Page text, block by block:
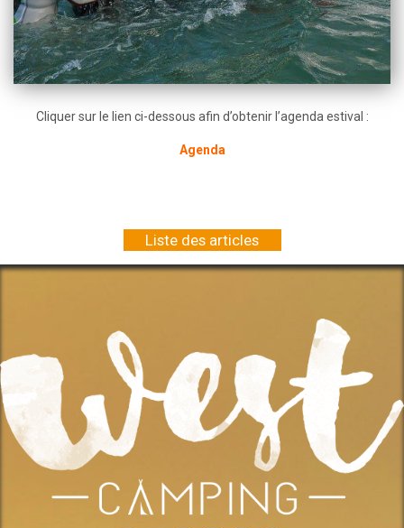
Cliquer sur le lien ci-dessous afin d’obtenir l’agenda estival :
Agenda
Liste des articles